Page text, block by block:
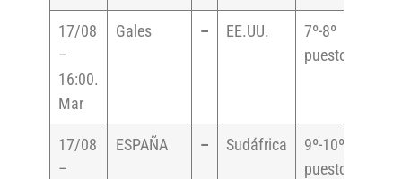
17/08
–
16:00.
Mar
Gales – EE.UU.
7º-8º
puesto
17/08
–
ESPAÑA – Sudáfrica
9º-10º
puesto